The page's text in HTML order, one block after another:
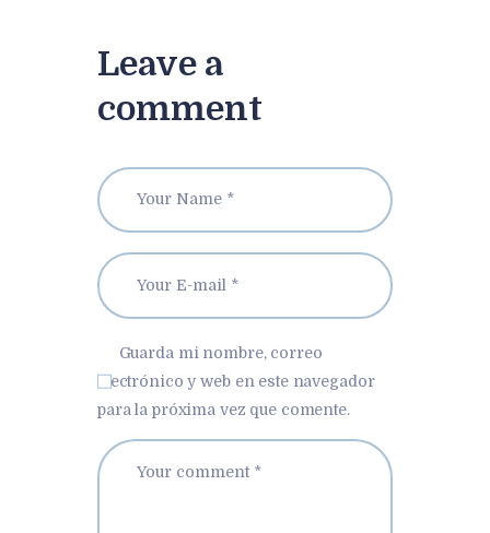
Leave a
comment
Guarda mi nombre, correo
electrónico y web en este navegador
para la próxima vez que comente.